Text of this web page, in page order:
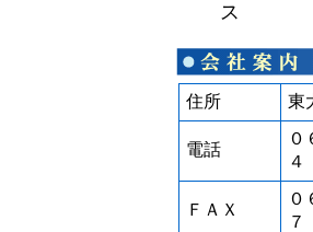
ス
住所 東
電話
０
４
ＦＡＸ
０
７